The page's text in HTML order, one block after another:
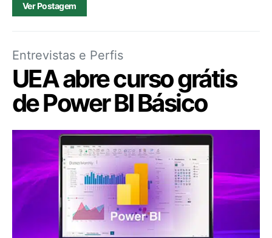
Ver Postagem
Entrevistas e Perfis
UEA abre curso grátis
de Power BI Básico